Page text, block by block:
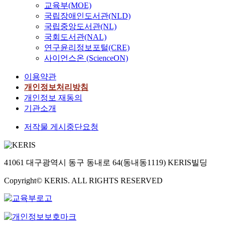
교육부(MOE)
국립장애인도서관(NLD)
국립중앙도서관(NL)
국회도서관(NAL)
연구윤리정보포털(CRE)
사이언스온 (ScienceON)
이용약관
개인정보처리방침
개인정보 재동의
기관소개
저작물 게시중단요청
41061 대구광역시 동구 동내로 64(동내동1119) KERIS빌딩
Copyright© KERIS. ALL RIGHTS RESERVED